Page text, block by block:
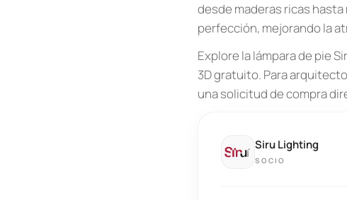
desde maderas ricas
perfección, mejorando la
Explore la lámpara de pie
3D gratuito. Para
una solicitud de compra
Siru Lighting
SOCIO